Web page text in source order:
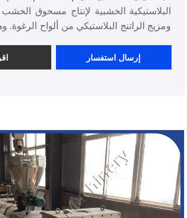
البلاستيكية الخشبية لإنتاج مسحوق
ومزيج الراتنج البلاستيكي من ألواح
الرغوة البلاستيكية الخشبية من عدة
الطارد، القالب، جهاز التحجيم، جهاز التبريد
إرسال استفسار